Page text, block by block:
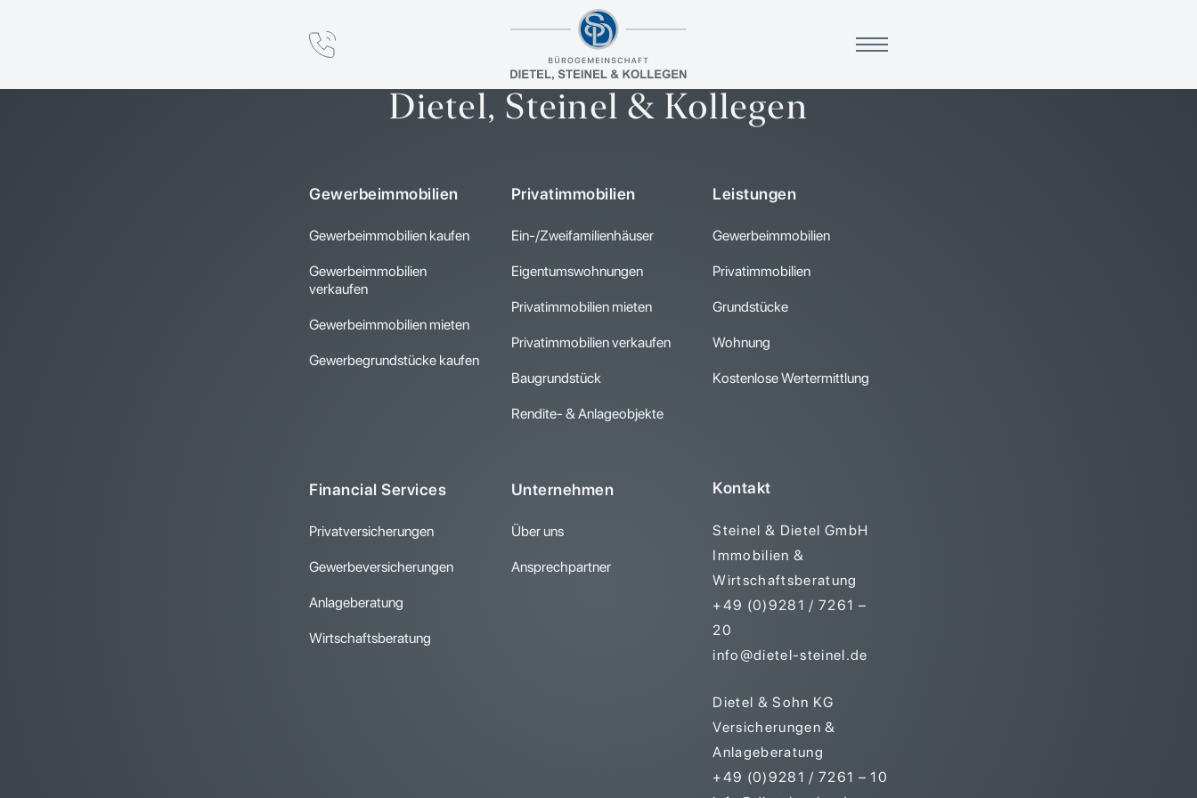
Bürogemeinschaft
Dietel, Steinel & Kollegen
Gewerbeimmobilien
Gewerbeimmobilien kaufen
Gewerbeimmobilien
verkaufen
Gewerbeimmobilien mieten
Gewerbegrundstücke kaufen
Privatimmobilien
Ein-/Zweifamilienhäuser
Eigentumswohnungen
Privatimmobilien mieten
Privatimmobilien verkaufen
Baugrundstück
Rendite- & Anlageobjekte
Leistungen
Gewerbeimmobilien
Privatimmobilien
Grundstücke
Wohnung
Kostenlose Wertermittlung
Financial Services
Privatversicherungen
Gewerbeversicherungen
Anlageberatung
Wirtschaftsberatung
Unternehmen
Über uns
Ansprechpartner
Kontakt
Steinel & Dietel GmbH
Immobilien &
Wirtschaftsberatung
+49 (0)9281 / 7261 –
20
info@dietel-steinel.de
Dietel & Sohn KG
Versicherungen &
Anlageberatung
+49 (0)9281 / 7261 – 10